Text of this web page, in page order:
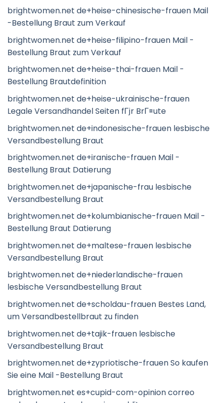
brightwomen.net de+heise-chinesische-frauen Mail
-Bestellung Braut zum Verkauf
brightwomen.net de+heise-filipino-frauen Mail -
Bestellung Braut zum Verkauf
brightwomen.net de+heise-thai-frauen Mail -
Bestellung Brautdefinition
brightwomen.net de+heise-ukrainische-frauen
Legale Versandhandel Seiten fГјr BrГ¤ute
brightwomen.net de+indonesische-frauen lesbische
Versandbestellung Braut
brightwomen.net de+iranische-frauen Mail -
Bestellung Braut Datierung
brightwomen.net de+japanische-frau lesbische
Versandbestellung Braut
brightwomen.net de+kolumbianische-frauen Mail -
Bestellung Braut Datierung
brightwomen.net de+maltese-frauen lesbische
Versandbestellung Braut
brightwomen.net de+niederlandische-frauen
lesbische Versandbestellung Braut
brightwomen.net de+scholdau-frauen Bestes Land,
um Versandbestellbraut zu finden
brightwomen.net de+tajik-frauen lesbische
Versandbestellung Braut
brightwomen.net de+zypriotische-frauen So kaufen
Sie eine Mail -Bestellung Braut
brightwomen.net es+cupid-com-opinion correo